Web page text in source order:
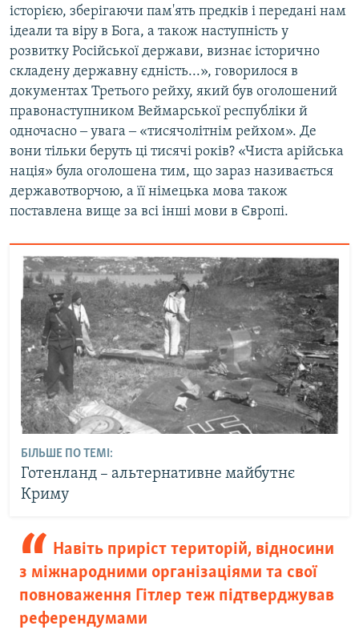
історією, зберігаючи пам'ять предків і передані нам
ідеали та віру в Бога, а також наступність у
розвитку Російської держави, визнає історично
складену державну єдність...», говорилося в
документах Третього рейху, який був оголошений
правонаступником Веймарської республіки й
одночасно ‒ увага ‒ «тисячолітнім рейхом». Де
вони тільки беруть ці тисячі років? «Чиста арійська
нація» була оголошена тим, що зараз називається
державотворчою, а її німецька мова також
поставлена вище за всі інші мови в Європі.
БІЛЬШЕ ПО ТЕМІ:
Готенланд – альтернативне майбутнє
Криму
Навіть приріст територій, відносини
з міжнародними організаціями та свої
повноваження Гітлер теж підтверджував
референдумами